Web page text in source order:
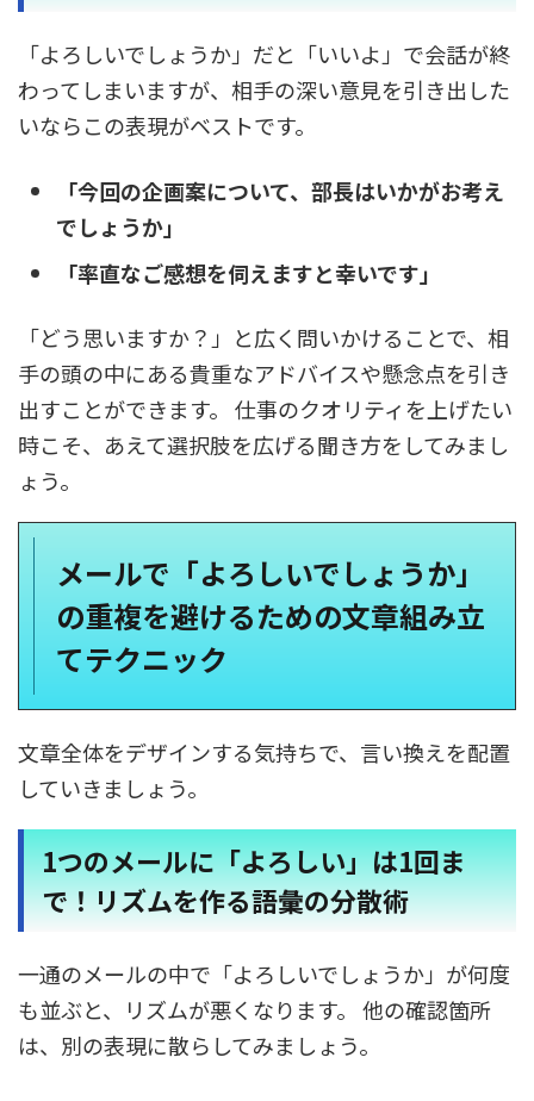
「よろしいでしょうか」だと「いいよ」で会話が終
わってしまいますが、相手の深い意見を引き出した
いならこの表現がベストです。
「今回の企画案について、部長はいかがお考え
でしょうか」
「率直なご感想を伺えますと幸いです」
「どう思いますか？」と広く問いかけることで、相
手の頭の中にある貴重なアドバイスや懸念点を引き
出すことができます。 仕事のクオリティを上げたい
時こそ、あえて選択肢を広げる聞き方をしてみまし
ょう。
メールで「よろしいでしょうか」
の重複を避けるための文章組み立
てテクニック
文章全体をデザインする気持ちで、言い換えを配置
していきましょう。
1つのメールに「よろしい」は1回ま
で！リズムを作る語彙の分散術
一通のメールの中で「よろしいでしょうか」が何度
も並ぶと、リズムが悪くなります。 他の確認箇所
は、別の表現に散らしてみましょう。